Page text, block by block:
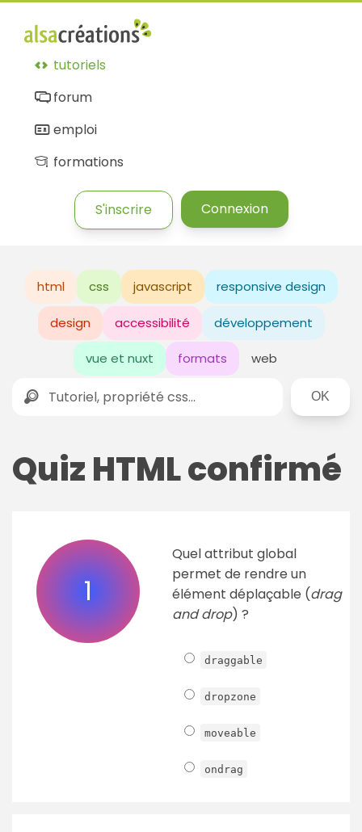
tutoriels
forum
emploi
formations
S'inscrire Connexion
html css javascript responsive design
design accessibilité développement
vue et nuxt formats web
Rechercher
Quiz HTML confirmé
1
Quel attribut global
permet de rendre un
élément déplaçable (drag
and drop) ?
draggable
dropzone
moveable
ondrag